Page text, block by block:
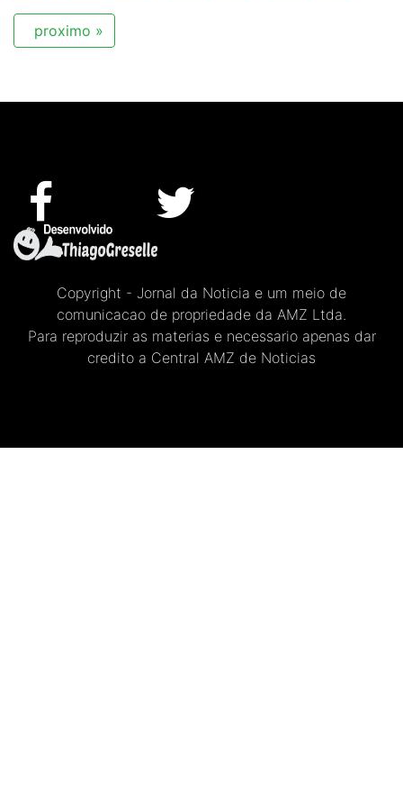
proximo »
Copyright - Jornal da Noticia e um meio de
comunicacao de propriedade da AMZ Ltda.
Para reproduzir as materias e necessario apenas dar
credito a Central AMZ de Noticias